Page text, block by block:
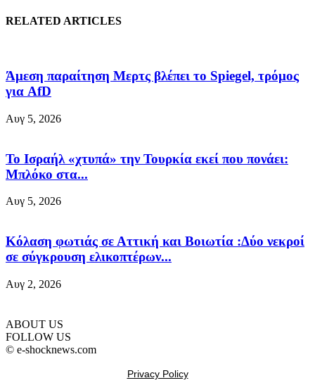
RELATED ARTICLES
Άμεση παραίτηση Mερτς βλέπει το Spiegel, τρόμος
για AfD
Αυγ 5, 2026
Το Ισραήλ «χτυπά» την Τουρκία εκεί που πονάει:
Μπλόκο στα...
Αυγ 5, 2026
Κόλαση φωτιάς σε Αττική και Βοιωτία :Δύο νεκροί
σε σύγκρουση ελικοπτέρων...
Αυγ 2, 2026
ABOUT US
FOLLOW US
© e-shocknews.com
Privacy Policy